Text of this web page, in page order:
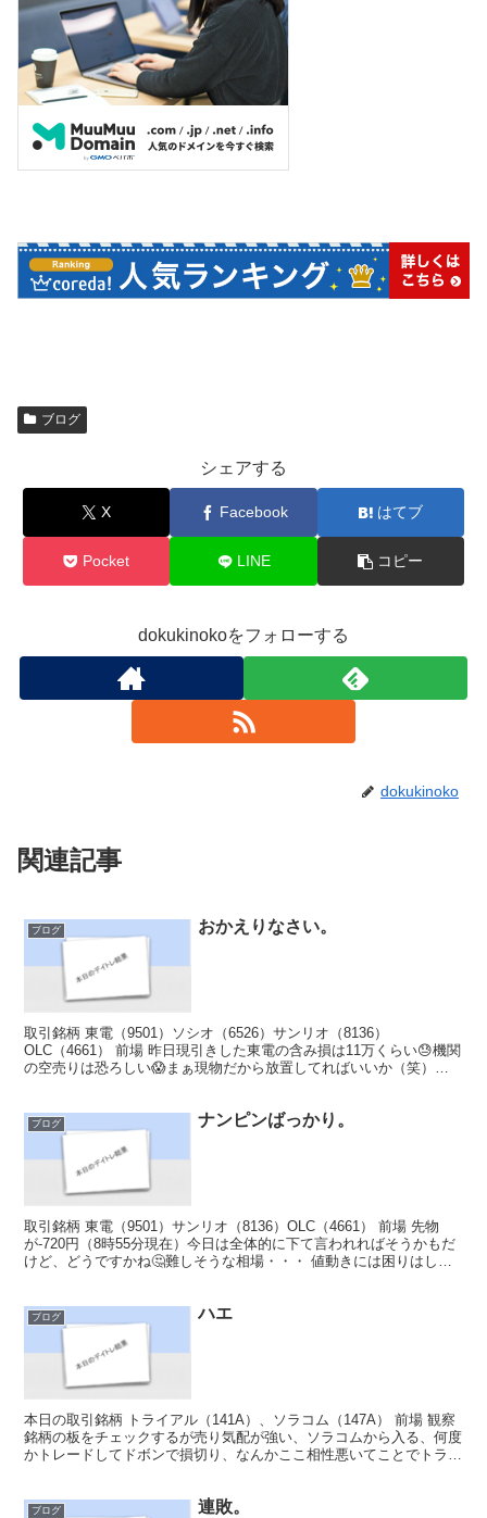
ブログ
シェアする
X Facebook はてブ
Pocket LINE コピー
dokukinokoをフォローする
dokukinoko
関連記事
ブログ おかえりなさい。
取引銘柄 東電（9501）ソシオ（6526）サンリオ（8136）
OLC（4661） 前場 昨日現引きした東電の含み損は11万くらい😓機関
の空売りは恐ろしい😱まぁ現物だから放置してればいいか（笑）現
ブログ ナンピンばっかり。
取引銘柄 東電（9501）サンリオ（8136）OLC（4661） 前場 先物
が-720円（8時55分現在）今日は全体的に下て言われればそうかもだ
けど、どうですかね🤔難しそうな相場・・・ 値動きには困りはしな
ブログ ハエ
本日の取引銘柄 トライアル（141A）、ソラコム（147A） 前場 観察
銘柄の板をチェックするが売り気配が強い、ソラコムから入る、何度
かトレードしてドボンで損切り、なんかここ相性悪いてことでトライ
ブログ 連敗。